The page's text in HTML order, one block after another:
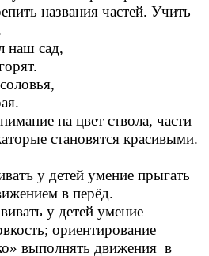
названия частей. Учить
наш сад,
на цвет ствола, части
становятся красивыми.
у детей умение прыгать
в перёд.
у детей умение
ориентирование
выполнять движения в